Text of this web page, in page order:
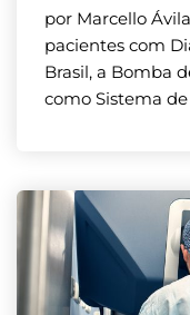
por Marcello
pacientes com
Brasil, a Bomba
como Sistema